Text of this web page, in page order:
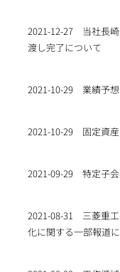
2021-12-27
当社長
渡し完了について
2021-10-29 業績予
2021-10-29 固定資
2021-09-29 特定子
2021-08-31
三菱重
化に関する一部報道